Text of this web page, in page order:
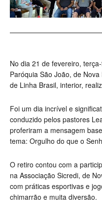
No dia 21 de fevereiro,
Paróquia São João, de
de Linha Brasil, interior,
Foi um dia incrível e
conduzido pelos pastores
proferiram a mensagem
tema: Orgulho do que o
O retiro contou com a
na Associação Sicredi, de
com práticas esportivas e
chimarrão e muita diversão.